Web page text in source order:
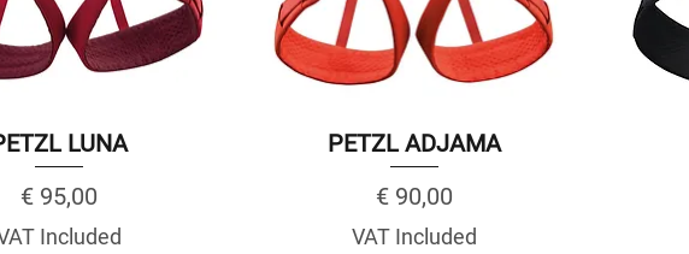
LUNA
Price
€ 95,00
Included
PETZL ADJAMA
Price
€ 90,00
VAT Included